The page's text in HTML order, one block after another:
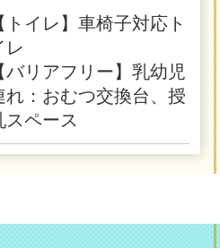
トイレ】車椅子対応ト
レ
バリアフリー】乳幼児
れ：おむつ交換台、授
スペース